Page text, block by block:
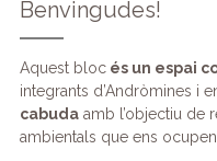
Benvingudes!
Aquest blocés un espai
integrants d’Andròmines i
cabudaamb l’objectiu de
ambientals que ens